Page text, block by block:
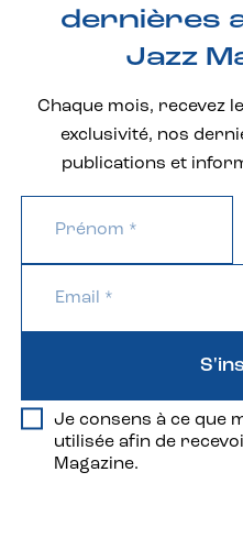
dernières
Jazz
Chaque mois, recevez
exclusivité, nos
publications et
Je consens à ce que
utilisée afin de
Magazine.